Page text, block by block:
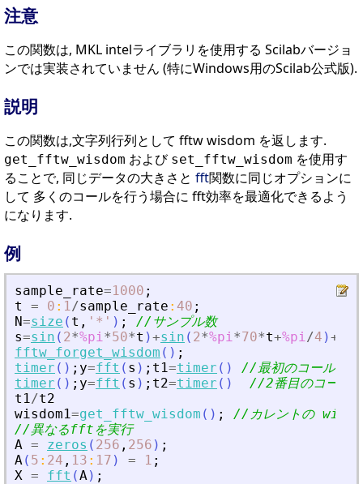
注意
この関数は, MKL intelライブラリを使用する Scilabバージョ
ンでは実装されていません (特にWindows用のScilab公式版).
説明
この関数は,文字列行列として fftw wisdom を返します.
get_fftw_wisdom および set_fftw_wisdom を使用す
ることで, 同じデータの大きさと fft関数に同じオプションに
して 多くのコールを行う場合に fft効率を最適化できるよう
になります.
例
sample_rate=1000 ;
t
= 0 : 1/sample_rate : 40 ;
N=size ( t , ' * ' ) ;
//サンプル数
s=sin ( 2*%pi*50*t )+sin ( 2*%pi*70*t+%pi/4 )+
fftw_forget_wisdom ( ) ;
timer ( ) ; y=fft ( s ) ; t1=timer ( )
//最初のコール
timer ( ) ; y=fft ( s ) ; t2=timer ( )
//2番目のコール
t1/t2
wisdom1=get_fftw_wisdom ( ) ;
//カレントの
//異なるfftを実行
A = zeros ( 256 , 256 ) ;
A( 5 : 24 , 13 : 17 ) = 1 ;
X = fft (A) ;